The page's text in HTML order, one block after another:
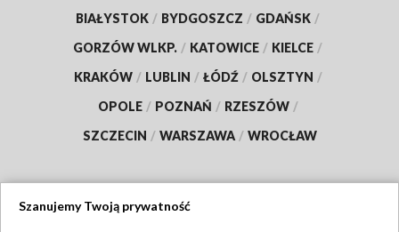
BIAŁYSTOK / BYDGOSZCZ / GDAŃSK /
GORZÓW WLKP. / KATOWICE / KIELCE /
KRAKÓW / LUBLIN / ŁÓDŹ / OLSZTYN /
OPOLE / POZNAŃ / RZESZÓW /
SZCZECIN / WARSZAWA / WROCŁAW
Szanujemy Twoją prywatność